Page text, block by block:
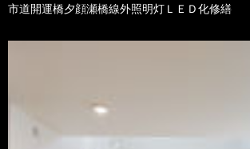
市道開運橋夕顔瀬橋線外照明灯ＬＥＤ化修繕